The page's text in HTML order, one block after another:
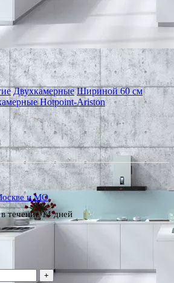
Двухкамерные Шириной 60 см
Hotpoint-Ariston
и МО
течение 14 дней
+